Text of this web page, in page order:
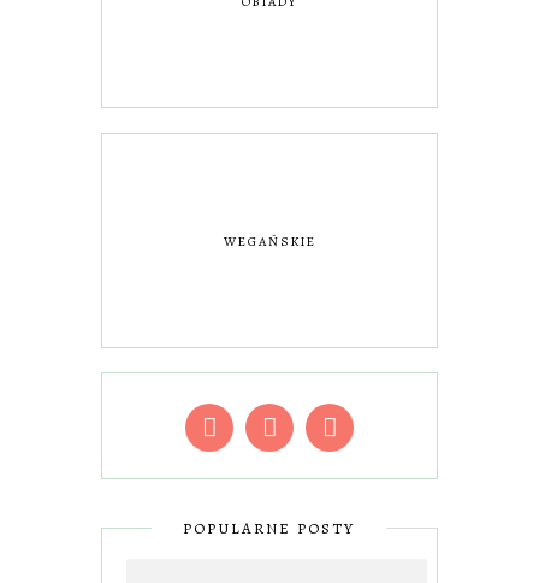
WEGAŃSKIE
POPULARNE POSTY